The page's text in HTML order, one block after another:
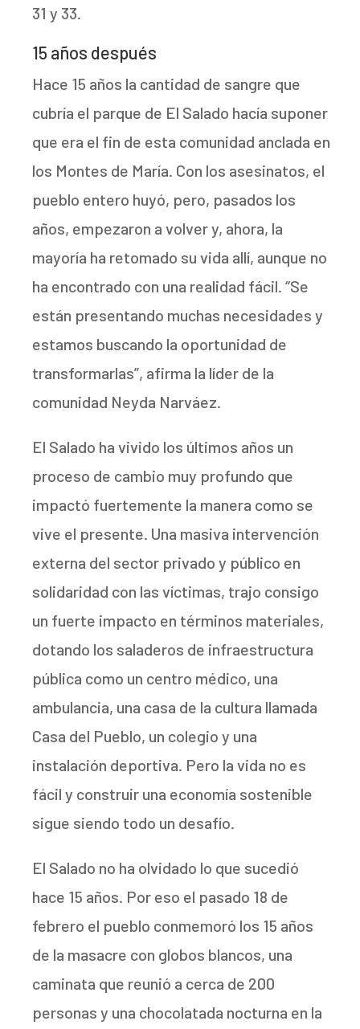
31 y 33.
15 años después
Hace 15 años la cantidad de sangre que
cubría el parque de El Salado hacía suponer
que era el fin de esta comunidad anclada en
los Montes de María. Con los asesinatos, el
pueblo entero huyó, pero, pasados los
años, empezaron a volver y, ahora, la
mayoría ha retomado su vida allí, aunque no
ha encontrado con una realidad fácil. “Se
están presentando muchas necesidades y
estamos buscando la oportunidad de
transformarlas”, afirma la líder de la
comunidad Neyda Narváez.
El Salado ha vivido los últimos años un
proceso de cambio muy profundo que
impactó fuertemente la manera como se
vive el presente. Una masiva intervención
externa del sector privado y público en
solidaridad con las víctimas, trajo consigo
un fuerte impacto en términos materiales,
dotando los saladeros de infraestructura
pública como un centro médico, una
ambulancia, una casa de la cultura llamada
Casa del Pueblo, un colegio y una
instalación deportiva. Pero la vida no es
fácil y construir una economía sostenible
sigue siendo todo un desafío.
El Salado no ha olvidado lo que sucedió
hace 15 años. Por eso el pasado 18 de
febrero el pueblo conmemoró los 15 años
de la masacre con globos blancos, una
caminata que reunió a cerca de 200
personas y una chocolatada nocturna en la